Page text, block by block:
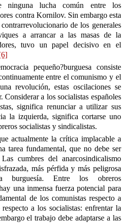
ninguna lucha común entre los
contra Kornilov. Sin embargo esta
de los generales
a arrancar a las masas de la
tuvo un papel decisivo en el
pequeño?burguesa consiste
entre el comunismo y el
revolución, estas oscilaciones se
Considerar a los socialistas españoles
significa renunciar a utilizar sus
la izquierda, significa cortarse uno
socialistas y sindicalistas.
actualmente la crítica implacable a
tarea fundamental, que no debe ser
cumbres del anarcosindicalismo
más pérfida y más peligrosa
burguesía. Entre los obreros
una inmensa fuerza potencial para
de los comunistas respecto a
a los socialistas: enfrentar la
el trabajo debe adaptarse a las